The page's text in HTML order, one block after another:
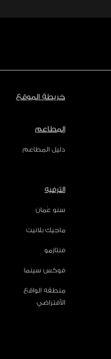
خريطة الموقع
المطاعم
دليل المطاعم
الترفيه
سنو عُمان
ماجيك بلانيت
فنتازمو
فوكس سينما
منطقه الواقع
الأفتراضي